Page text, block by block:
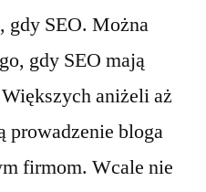
gdy SEO. Można
gdy SEO mają
aniżeli aż
prowadzenie bloga
firmom. Wcale nie